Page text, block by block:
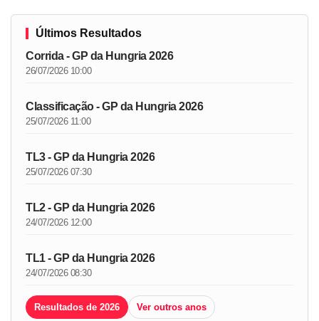
Últimos Resultados
Corrida - GP da Hungria 2026
26/07/2026 10:00
Classificação - GP da Hungria 2026
25/07/2026 11:00
TL3 - GP da Hungria 2026
25/07/2026 07:30
TL2 - GP da Hungria 2026
24/07/2026 12:00
TL1 - GP da Hungria 2026
24/07/2026 08:30
Resultados de 2026 Ver outros anos